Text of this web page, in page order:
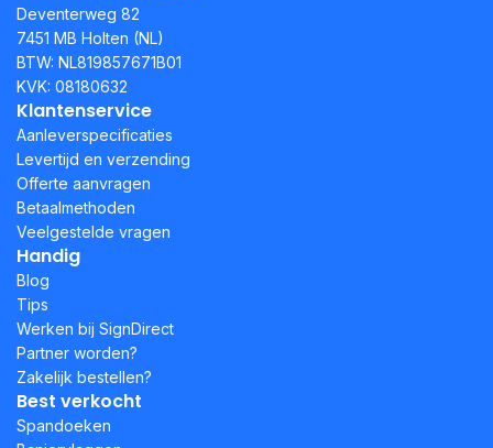
Deventerweg 82
7451 MB Holten (NL)
BTW: NL819857671B01
KVK: 08180632
Klantenservice
Aanleverspecificaties
Levertijd en verzending
Offerte aanvragen
Betaalmethoden
Veelgestelde vragen
Handig
Blog
Tips
Werken bij SignDirect
Partner worden?
Zakelijk bestellen?
Best verkocht
Spandoeken